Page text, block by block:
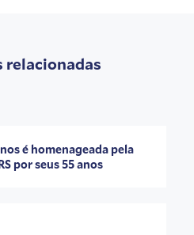
relacionadas
é homenageada pela
por seus 55 anos